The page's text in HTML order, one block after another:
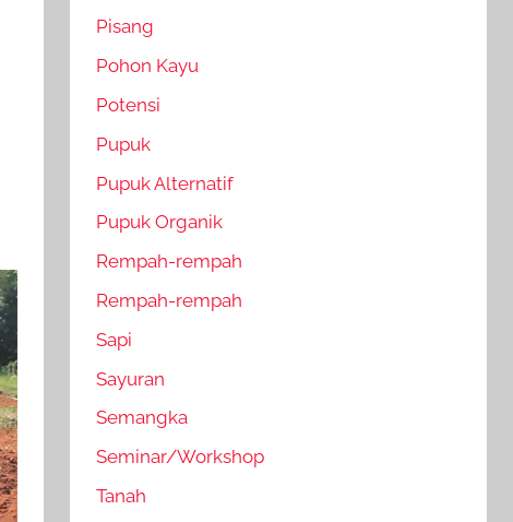
Pisang
Pohon Kayu
Potensi
Pupuk
Pupuk Alternatif
Pupuk Organik
Rempah-rempah
Rempah-rempah
Sapi
Sayuran
Semangka
Seminar/Workshop
Tanah